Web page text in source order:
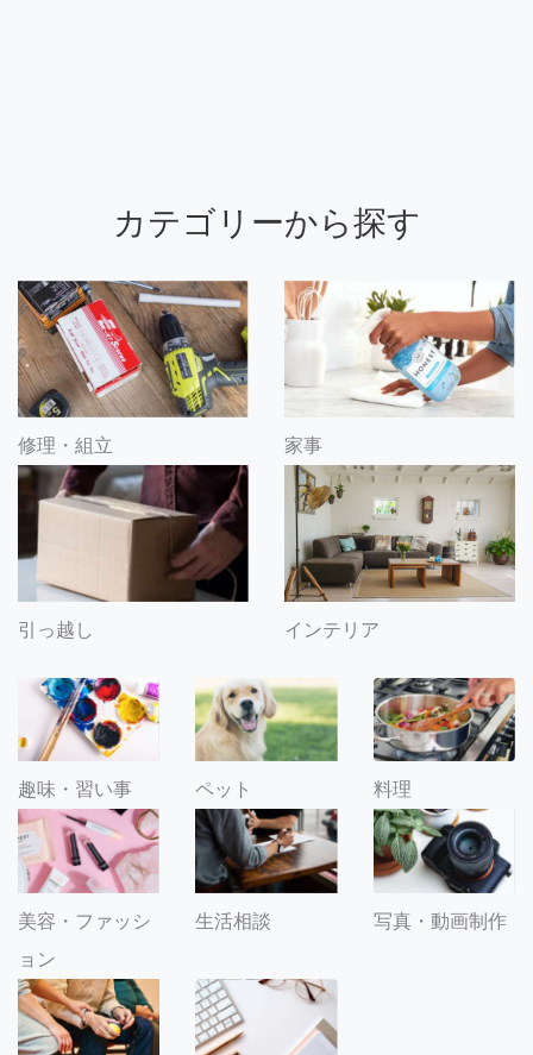
カテゴリーから探す
修理・組立 家事
引っ越し インテリア
趣味・習い事 ペット 料理
美容・ファッシ
ョン
生活相談 写真・動画制作